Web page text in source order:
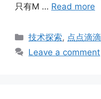
只有M … Read more
Categories
技术探索, 点点滴滴
Leave a comment